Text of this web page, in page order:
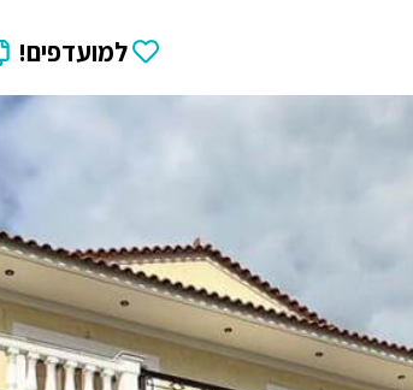
למועדפים!